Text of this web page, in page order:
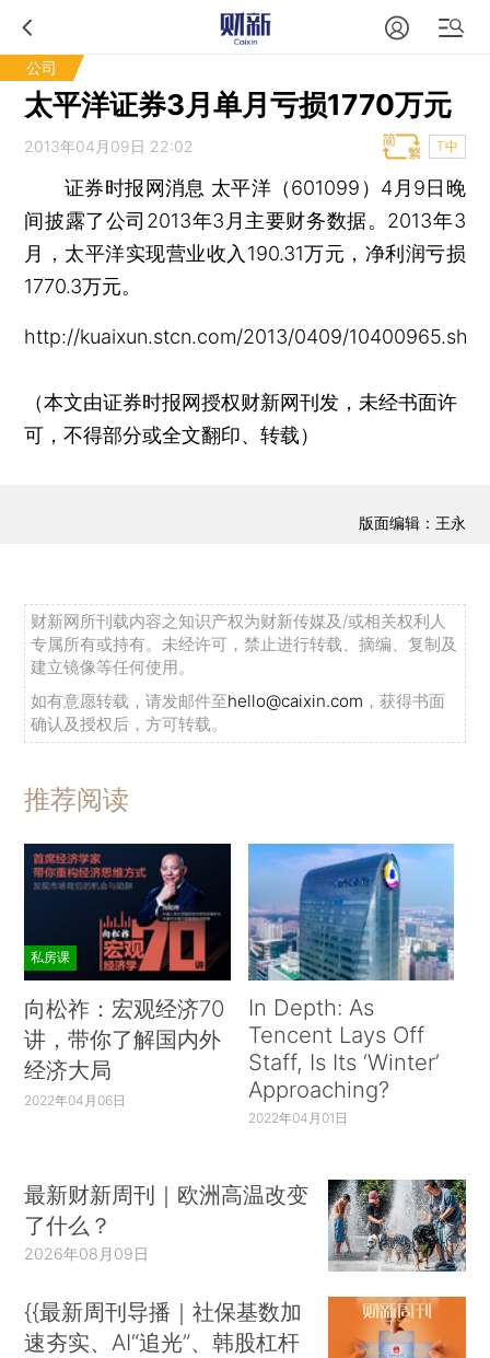
公司
太平洋证券3月单月亏损1770万元
2013年04月09日 22:02 T中
证券时报网消息 太平洋（601099）4月9日晚
间披露了公司2013年3月主要财务数据。2013年3
月，太平洋实现营业收入190.31万元，净利润亏损
1770.3万元。
http://kuaixun.stcn.com/2013/0409/
（本文由证券时报网授权财新网刊发，未经书面许
可，不得部分或全文翻印、转载）
版面编辑：王永
财新网所刊载内容之知识产权为财新传媒及/或相关权利人
专属所有或持有。未经许可，禁止进行转载、摘编、复制及
建立镜像等任何使用。
如有意愿转载，请发邮件至hello@caixin.com ，获得书面
确认及授权后，方可转载。
推荐阅读
私房课
向松祚：宏观经济70
讲，带你了解国内外
经济大局
2022年04月06日
In Depth: As
Tencent Lays Off
Staff, Is Its ‘Winter’
Approaching?
2022年04月01日
最新财新周刊｜欧洲高温改变
了什么？
2026年08月09日
{{最新周刊导播｜社保基数加
速夯实、AI“追光”、韩股杠杆